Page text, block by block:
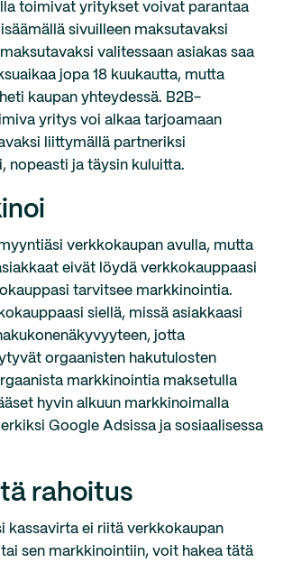
toimivat yritykset voivat parantaa
sivuilleen maksutavaksi
valitessaan asiakas saa
jopa 18 kuukautta, mutta
kaupan yhteydessä. B2B-
yritys voi alkaa tarjoamaan
liittymällä partneriksi
nopeasti ja täysin kuluitta.
verkkokaupan avulla, mutta
eivät löydä verkkokauppaasi
tarvitsee markkinointia.
siellä, missä asiakkaasi
jotta
orgaanisten hakutulosten
markkinointia maksetulla
hyvin alkuun markkinoimalla
Google Adsissa ja sosiaalisessa
rahoitus
kassavirta ei riitä verkkokaupan
sen markkinointiin, voit hakea tätä